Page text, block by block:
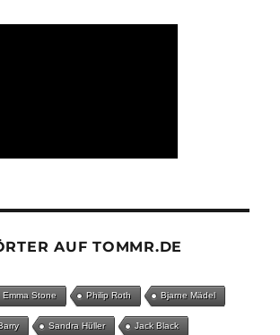
AUF TOMMR.DE
Emma Stone Philip Roth Bjarne Mädel
Sandra Hüller Jack Black